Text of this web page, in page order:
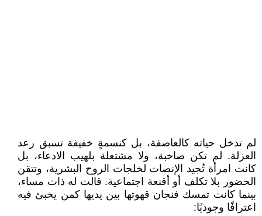
لم تدخل حياته كالعاصفة، بل كنسمةٍ خفيفة تسبق رعد
العزلة. لم تكن صاخبة، ولا مشتعلة بلهيب الادعاء، بل
كانت امرأة تُجيد الإنصات لخلجات الروح البشرية، وتتقن
الحضور بلا تكلف أو أقنعة اجتماعية. قالت له ذات مساء،
بينما كانت تمسك فنجان قهوتها بين يديها كمن يخبئ فيه
اعترافًا وجوديًا: